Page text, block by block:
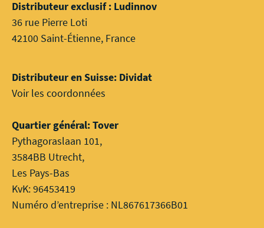
Distributeur exclusif : Ludinnov
36 rue Pierre Loti
42100 Saint-Étienne, France
Distributeur en Suisse: Dividat
Voir les coordonnées
Quartier général: Tover
Pythagoraslaan 101,
3584BB Utrecht,
Les Pays-Bas
KvK: 96453419
Numéro d’entreprise : NL867617366B01